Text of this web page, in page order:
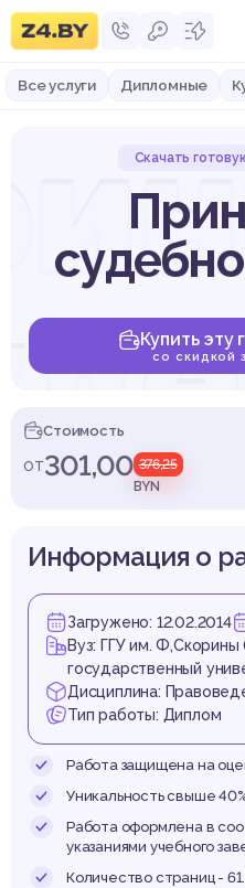
Все услуги Дипломные
Скачать
Купить эту
со скидкой
Стоимость
от301,00 376,25
BYN
Информация о
Загружено: 12.02.2014
Вуз: ГГУ им. Ф,Скорины
государственный
Дисциплина:
Тип работы: Диплом
Работа защищена на
Уникальность свыше
Работа оформлена в
указаниями учебного
Количество страниц - 61.